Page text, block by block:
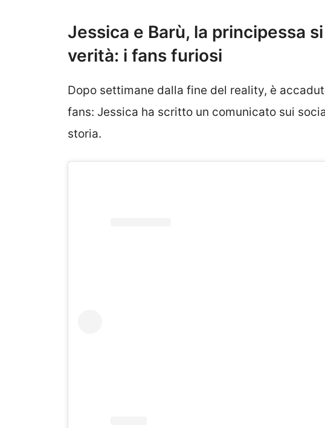
Jessica e Barù, la principessa
verità: i fans furiosi
Dopo settimane dalla fine del reality, è
fans: Jessica ha scritto un comunicato sui
storia.